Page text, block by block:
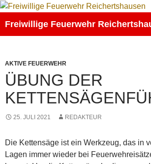
Zum
springen
Freiwillige Feuerwehr
AKTIVE FEUERWEHR
ÜBUNG DER
25. JULI 2021 REDAKTEUR
Die Kettensäge ist ein Werkzeug, das in
Lagen immer wieder bei